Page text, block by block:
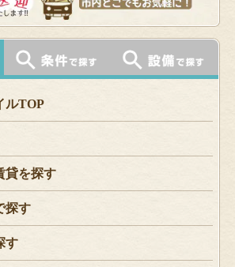
ルTOP
貸を探す
探す
す